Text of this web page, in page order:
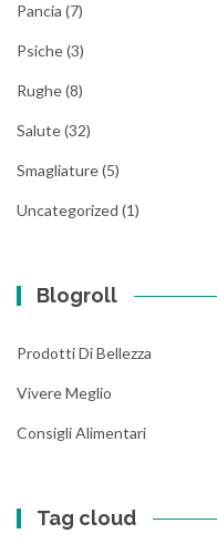
Pancia (7)
Psiche(3)
Rughe(8)
Salute(32)
Smagliature(5)
Uncategorized (1)
Blogroll
Prodotti Di Bellezza
Vivere Meglio
Consigli Alimentari
Tag cloud